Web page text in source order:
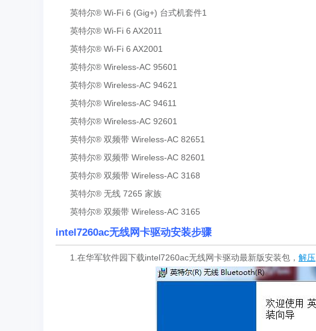
英特尔® Wi-Fi 6 (Gig+) 台式机套件1
英特尔® Wi-Fi 6 AX2011
英特尔® Wi-Fi 6 AX2001
英特尔® Wireless-AC 95601
英特尔® Wireless-AC 94621
英特尔® Wireless-AC 94611
英特尔® Wireless-AC 92601
英特尔® 双频带 Wireless-AC 82651
英特尔® 双频带 Wireless-AC 82601
英特尔® 双频带 Wireless-AC 3168
英特尔® 无线 7265 家族
英特尔® 双频带 Wireless-AC 3165
intel7260ac无线网卡驱动安装步骤
1.在华军软件园下载intel7260ac无线网卡驱动最新版安装包， 解压